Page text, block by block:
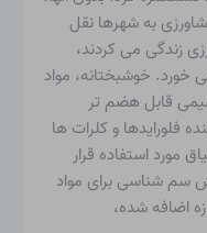
به شهرها نقل
زندگی می کردند،
خوشبختانه، مواد
قابل هضم تر
فلورایدها و کلرات ها
مورد استفاده قرار
سم شناسی برای مواد
اضافه شده،